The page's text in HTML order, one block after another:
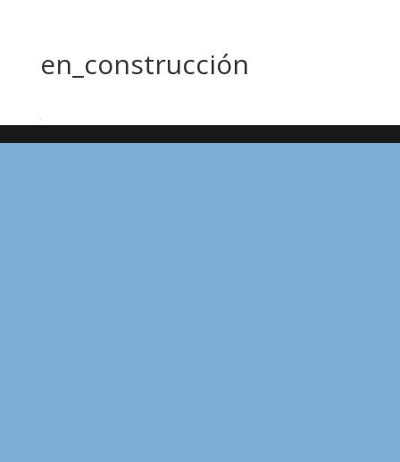
en_construcción